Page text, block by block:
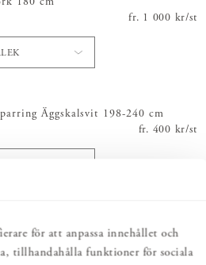
för att anpassa innehållet och
tillhandahålla funktioner för sociala
fr. Pris:1 000
1 000 kr/st
Äggskalsvit 198-240 cm
fr. Pris :400
400 kr/st
Äggskalsvit